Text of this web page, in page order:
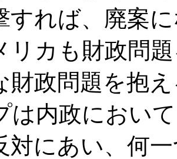
すれば、廃案
リカも財政問
財政問題を抱
は内政におい
対にあい、何